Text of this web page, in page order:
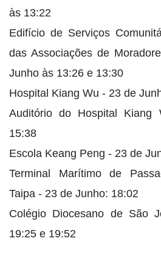
às 13:22
Edifício de Serviços
das Associações de
Junho às 13:26 e 13:30
Hospital Kiang Wu - 23 de
Auditório do Hospital
15:38
Escola Keang Peng - 23 de
Terminal Marítimo de
Taipa - 23 de Junho: 18:02
Colégio Diocesano de São
19:25 e 19:52